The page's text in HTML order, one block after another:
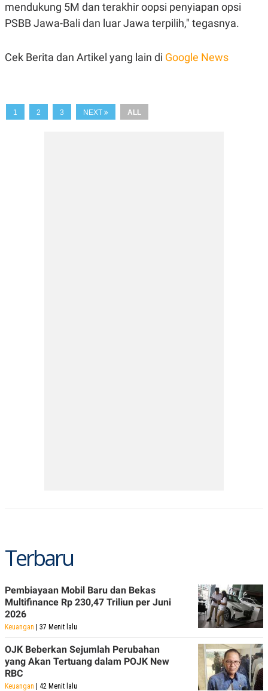
mendukung 5M dan terakhir oopsi penyiapan opsi
PSBB Jawa-Bali dan luar Jawa terpilih," tegasnya.
Cek Berita dan Artikel yang lain di Google News
1 2 3 NEXT ALL
Terbaru
Pembiayaan Mobil Baru dan Bekas
Multifinance Rp 230,47 Triliun per Juni
2026
Keuangan | 37 Menit lalu
OJK Beberkan Sejumlah Perubahan
yang Akan Tertuang dalam POJK New
RBC
Keuangan | 42 Menit lalu